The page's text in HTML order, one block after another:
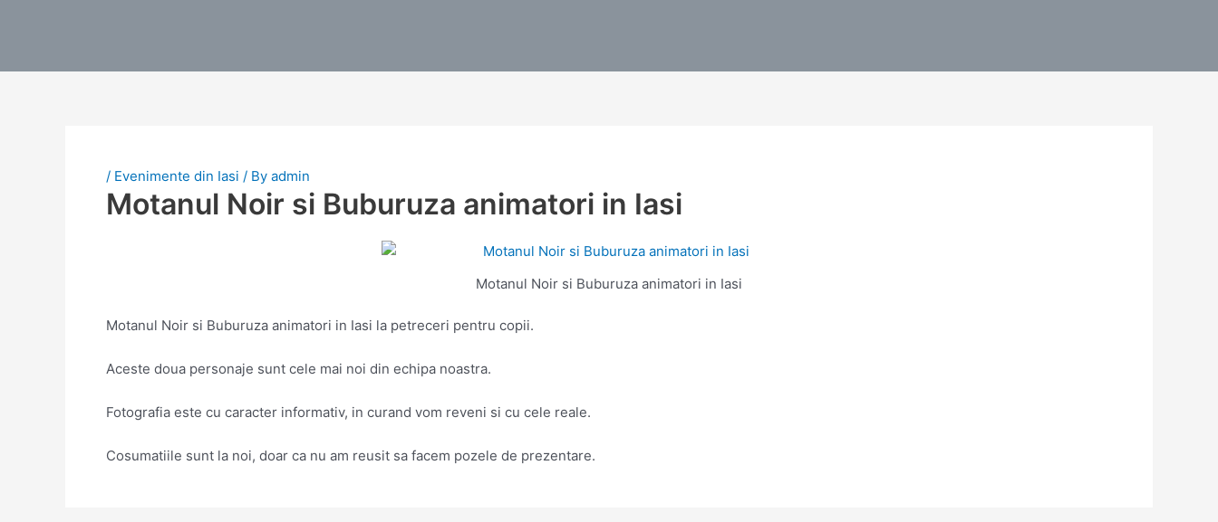
/ Evenimente din Iasi / By admin
Motanul Noir si Buburuza animatori in Iasi
Motanul Noir si Buburuza animatori in Iasi
Motanul Noir si Buburuza animatori in Iasi la petreceri pentru copii.
Aceste doua personaje sunt cele mai noi din echipa noastra.
Fotografia este cu caracter informativ, in curand vom reveni si cu cele reale.
Cosumatiile sunt la noi, doar ca nu am reusit sa facem pozele de prezentare.